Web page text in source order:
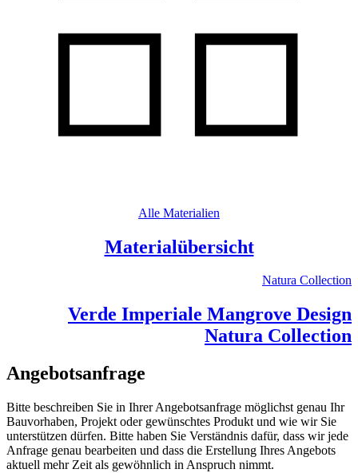
Alle Materialien
Materialübersicht
Natura Collection
Verde Imperiale Mangrove Design
Natura Collection
Angebotsanfrage
Bitte beschreiben Sie in Ihrer Angebotsanfrage möglichst genau Ihr
Bauvorhaben, Projekt oder gewünschtes Produkt und wie wir Sie
unterstützen dürfen. Bitte haben Sie Verständnis dafür, dass wir jede
Anfrage genau bearbeiten und dass die Erstellung Ihres Angebots
aktuell mehr Zeit als gewöhnlich in Anspruch nimmt.